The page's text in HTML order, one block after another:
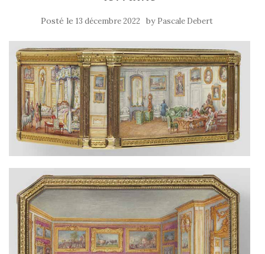
Posté le 13 décembre 2022 by Pascale Debert